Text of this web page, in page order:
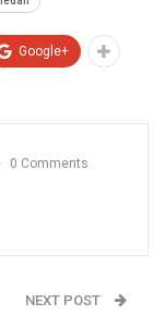
Google+
0 Comments
NEXT POST